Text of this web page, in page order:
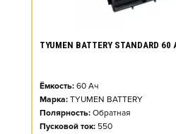
TYUMEN BATTERY STANDARD
Ёмкость: 60 Ач
Марка: TYUMEN BATTERY
Полярность: Обратная
Пусковой ток: 550